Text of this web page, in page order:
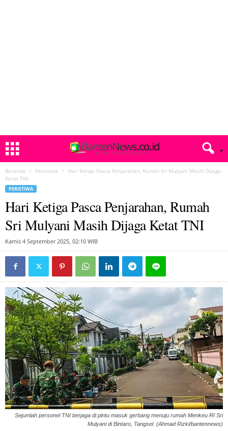
Beranda Peristiwa
Hari Ketiga Pasca Penjarahan, Rumah Sri Mulyani Masih Dijaga
Ketat TNI
PERISTIWA
Hari Ketiga Pasca Penjarahan, Rumah
Sri Mulyani Masih Dijaga Ketat TNI
Kamis 4 September 2025, 02:10 WIB
Sejumlah personel TNI berjaga di pintu masuk gerbang menuju rumah Menkeu RI Sri
Mulyani di Bintaro, Tangsel. (Ahmad Rizki/bantennews)